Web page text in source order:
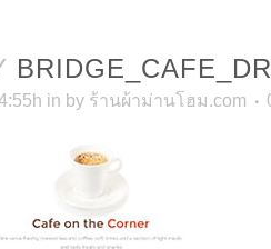
in by ร้านผ้าม่านโฮม.com